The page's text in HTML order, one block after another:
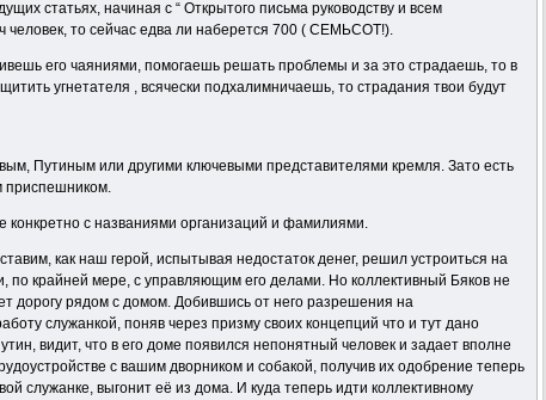
статьях, начиная с “ Открытого письма руководству и всем
человек, то сейчас едва ли наберется 700 ( СЕМЬСОТ!).
его чаяниями, помогаешь решать проблемы и за это страдаешь, то в
угнетателя , всячески подхалимничаешь, то страдания твои будут
Путиным или другими ключевыми представителями кремля. Зато есть
приспешником.
конкретно с названиями организаций и фамилиями.
как наш герой, испытывая недостаток денег, решил устроиться на
по крайней мере, с управляющим его делами. Но коллективный Бяков не
дорогу рядом с домом. Добившись от него разрешения на
служанкой, поняв через призму своих концепций что и тут дано
видит, что в его доме появился непонятный человек и задает вполне
с вашим дворником и собакой, получив их одобрение теперь
служанке, выгонит её из дома. И куда теперь идти коллективному